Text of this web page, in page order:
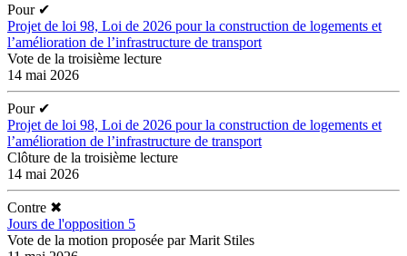
Pour ✔
Projet de loi 98, Loi de 2026 pour la construction de logements et
l’amélioration de l’infrastructure de transport
Vote de la troisième lecture
14 mai 2026
Pour ✔
Projet de loi 98, Loi de 2026 pour la construction de logements et
l’amélioration de l’infrastructure de transport
Clôture de la troisième lecture
14 mai 2026
Contre ✖
Jours de l'opposition 5
Vote de la motion proposée par Marit Stiles